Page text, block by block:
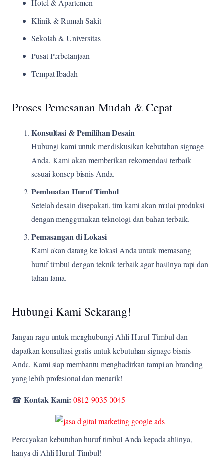
Hotel & Apartemen
Klinik & Rumah Sakit
Sekolah & Universitas
Pusat Perbelanjaan
Tempat Ibadah
Proses Pemesanan Mudah & Cepat
Konsultasi & Pemilihan Desain
Hubungi kami untuk mendiskusikan kebutuhan signage
Anda. Kami akan memberikan rekomendasi terbaik
sesuai konsep bisnis Anda.
Pembuatan Huruf Timbul
Setelah desain disepakati, tim kami akan mulai produksi
dengan menggunakan teknologi dan bahan terbaik.
Pemasangan di Lokasi
Kami akan datang ke lokasi Anda untuk memasang
huruf timbul dengan teknik terbaik agar hasilnya rapi dan
tahan lama.
Hubungi Kami Sekarang!
Jangan ragu untuk menghubungi Ahli Huruf Timbul dan
dapatkan konsultasi gratis untuk kebutuhan signage bisnis
Anda. Kami siap membantu menghadirkan tampilan branding
yang lebih profesional dan menarik!
☎ Kontak Kami: 0812-9035-0045
Percayakan kebutuhan huruf timbul Anda kepada ahlinya,
hanya di Ahli Huruf Timbul!